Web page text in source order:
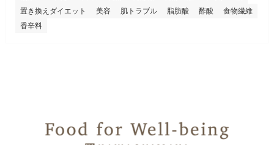
置き換えダイエット
美容 肌トラブル 脂肪酸 酢酸
食物繊維
香辛料